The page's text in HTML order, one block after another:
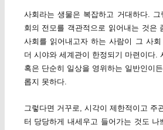
사회라는 생물은 복잡하고 거대하다.
회의 전모를 객관적으로 읽어내는 것은
사회를 읽어내고자 하는 사람이 그 사
더 시야와 세계관이 한정되기 마련이다.
혹은 단순히 일상을 영위하는 일반인이
롭지 못하다.
그렇다면 거꾸로, 시각이 제한적이고 주
터 당당하게 내세우고 들어가는 것도 나